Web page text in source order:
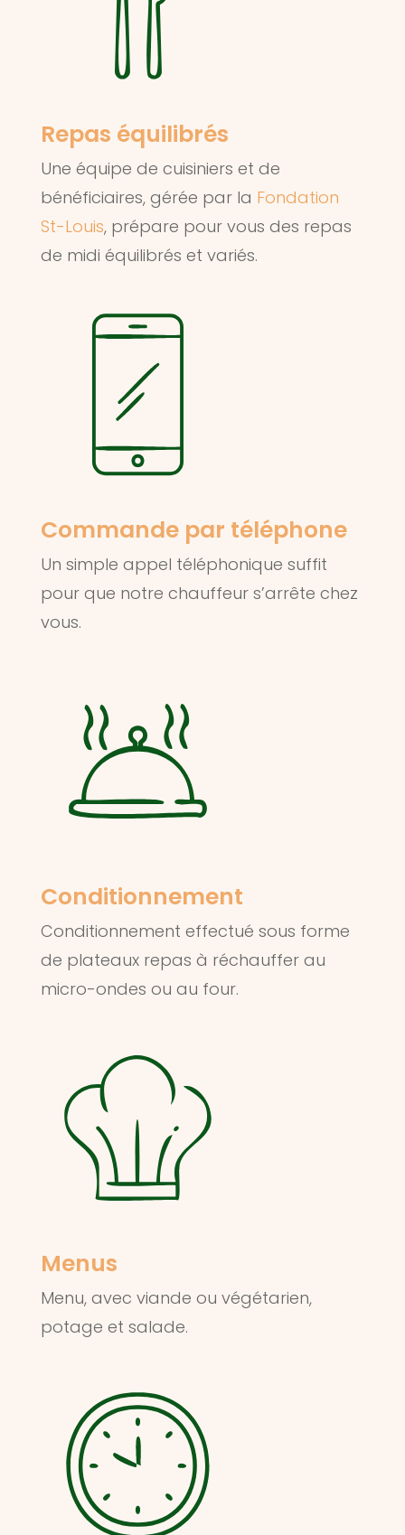
Repas équilibrés
Une équipe de cuisiniers et de
bénéficiaires, gérée par la Fondation
St-Louis, prépare pour vous des repas
de midi équilibrés et variés.
Commande par téléphone
Un simple appel téléphonique suffit
pour que notre chauffeur s’arrête chez
vous.
Conditionnement
Conditionnement effectué sous forme
de plateaux repas à réchauffer au
micro-ondes ou au four.
Menus
Menu, avec viande ou végétarien,
potage et salade.